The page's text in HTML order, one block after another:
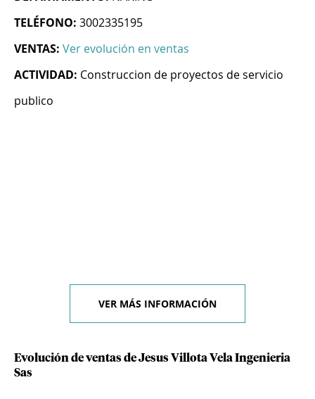
TELÉFONO: 3002335195
VENTAS: Ver evolución en ventas
ACTIVIDAD: Construccion de proyectos de servicio
publico
VER MÁS INFORMACIÓN
Evolución de ventas de Jesus Villota Vela Ingenieria
Sas